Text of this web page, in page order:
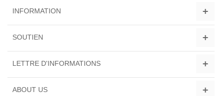
INFORMATION
SOUTIEN
LETTRE D'INFORMATIONS
ABOUT US